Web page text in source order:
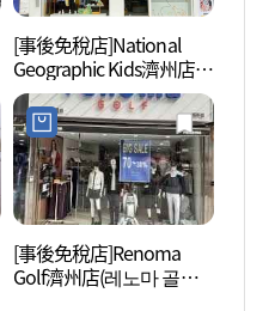
[事後免稅店]National
Geographic Kids濟州店
(내셔널지오그래픽키즈
제주점)
[事後免稅店]Renoma
Golf濟州店(레노마 골프